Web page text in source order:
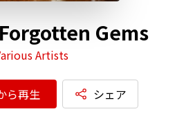
Gems
Artists
ら再生 シェア